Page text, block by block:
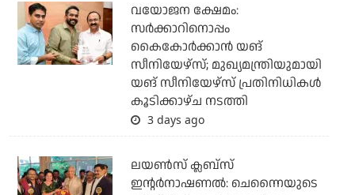
വയോജന ക്ഷേമം:
സർക്കാറിനൊപ്പം
കൈകോർക്കാൻ യങ്
സീനിയേഴ്‌സ്; മുഖ്യമന്ത്രിയുമായി
യങ് സീനിയേഴ്‌സ് പ്രതിനിധികൾ
കൂടിക്കാഴ്ച നടത്തി
3 days ago
ലയണ്‍സ് ക്ലബ്‌സ്
ഇന്റര്‍നാഷണല്‍: ചെന്നൈയുടെ